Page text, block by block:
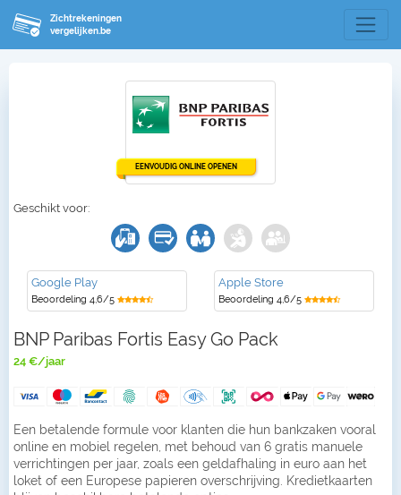
Zichtrekeningen
vergelijken.be
EENVOUDIG ONLINE OPENEN
Geschikt voor:
Google Play
Beoordeling 4,6/5
Apple Store
Beoordeling 4,6/5
BNP Paribas Fortis Easy Go Pack
24 €/jaar
Een betalende formule voor klanten die hun bankzaken vooral
online en mobiel regelen, met behoud van 6 gratis manuele
verrichtingen per jaar, zoals een geldafhaling in euro aan het
loket of een Europese papieren overschrijving. Kredietkaarten